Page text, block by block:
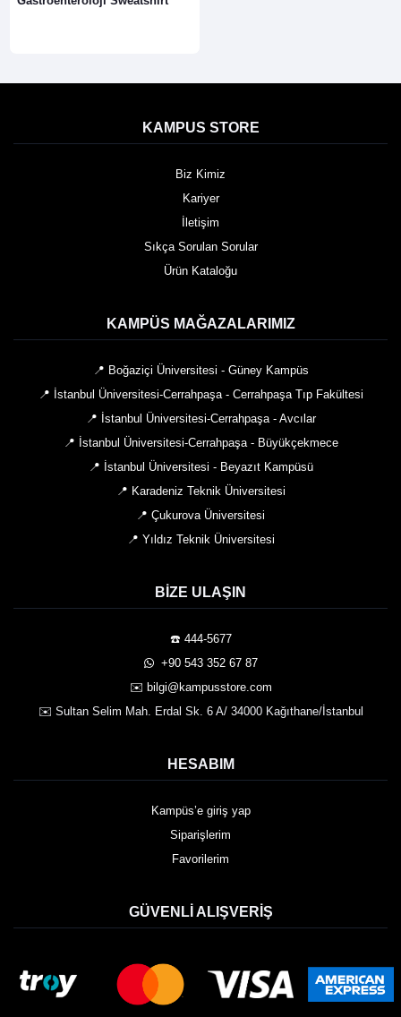
KAMPUS STORE
Biz Kimiz
Kariyer
İletişim
Sıkça Sorulan Sorular
Ürün Kataloğu
KAMPÜS MAĞAZALARIMIZ
📍 Boğaziçi Üniversitesi - Güney Kampüs
📍 İstanbul Üniversitesi-Cerrahpaşa - Cerrahpaşa Tıp Fakültesi
📍 İstanbul Üniversitesi-Cerrahpaşa - Avcılar
📍 İstanbul Üniversitesi-Cerrahpaşa - Büyükçekmece
📍 İstanbul Üniversitesi - Beyazıt Kampüsü
📍 Karadeniz Teknik Üniversitesi
📍 Çukurova Üniversitesi
📍 Yıldız Teknik Üniversitesi
BIZE ULAŞIN
☎️ 444-5677
️ +90 543 352 67 87
✉️ bilgi@kampusstore.com
✉️ Sultan Selim Mah. Erdal Sk. 6 A/ 34000 Kağıthane/İstanbul
HESABIM
Kampüs’e giriş yap
Siparişlerim
Favorilerim
GÜVENLI ALIŞVERIŞ